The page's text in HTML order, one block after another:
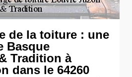
de la toiture : une
Basque
Tradition à
dans le 64260